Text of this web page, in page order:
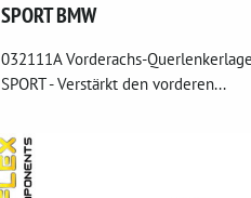
SPORT BMW
032111A Vorderachs-
SPORT - Verstärkt den vorderen...